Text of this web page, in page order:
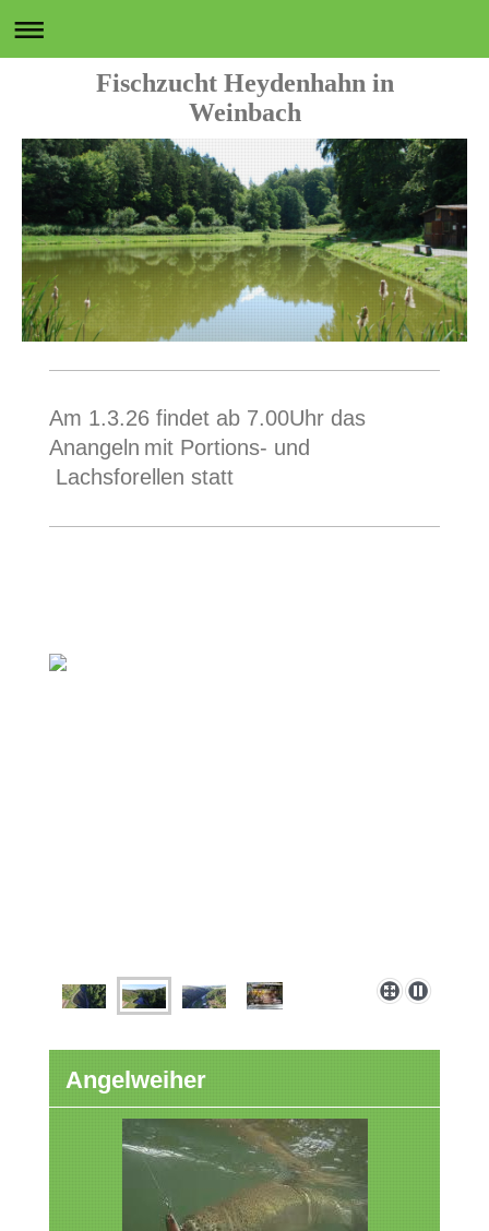
Fischzucht Heydenhahn in
Weinbach
Am 1.3.26 findet ab 7.00Uhr das
Anangeln mit Portions- und
Lachsforellen statt
Angelweiher